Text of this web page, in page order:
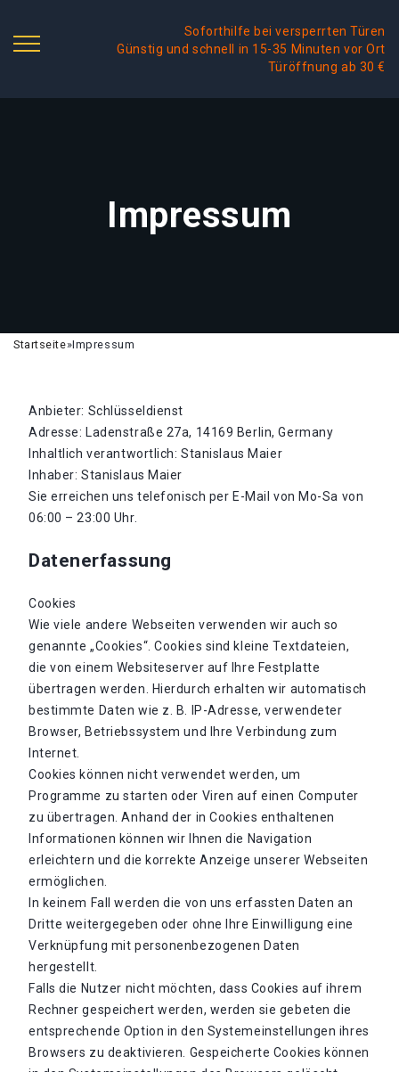
Soforthilfe bei versperrten Türen
Günstig und schnell in 15-35 Minuten vor Ort
Türöffnung ab 30 €
Impressum
Startseite»Impressum
Anbieter: Schlüsseldienst
Adresse: Ladenstraße 27a, 14169 Berlin, Germany
Inhaltlich verantwortlich: Stanislaus Maier
Inhaber: Stanislaus Maier
Sie erreichen uns telefonisch per E-Mail von Mo-Sa von
06:00 – 23:00 Uhr.
Datenerfassung
Cookies
Wie viele andere Webseiten verwenden wir auch so
genannte „Cookies“. Cookies sind kleine Textdateien,
die von einem Websiteserver auf Ihre Festplatte
übertragen werden. Hierdurch erhalten wir automatisch
bestimmte Daten wie z. B. IP-Adresse, verwendeter
Browser, Betriebssystem und Ihre Verbindung zum
Internet.
Cookies können nicht verwendet werden, um
Programme zu starten oder Viren auf einen Computer
zu übertragen. Anhand der in Cookies enthaltenen
Informationen können wir Ihnen die Navigation
erleichtern und die korrekte Anzeige unserer Webseiten
ermöglichen.
In keinem Fall werden die von uns erfassten Daten an
Dritte weitergegeben oder ohne Ihre Einwilligung eine
Verknüpfung mit personenbezogenen Daten
hergestellt.
Falls die Nutzer nicht möchten, dass Cookies auf ihrem
Rechner gespeichert werden, werden sie gebeten die
entsprechende Option in den Systemeinstellungen ihres
Browsers zu deaktivieren. Gespeicherte Cookies können